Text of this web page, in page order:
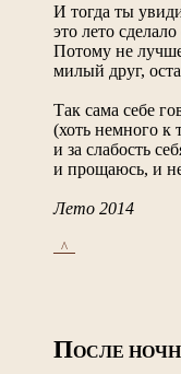
И тогда ты
это лето
Потому не
милый друг,
Так сама себе
(хоть немного к
и за слабость
и прощаюсь, и
Лето 2014
_^_
ПОСЛЕ